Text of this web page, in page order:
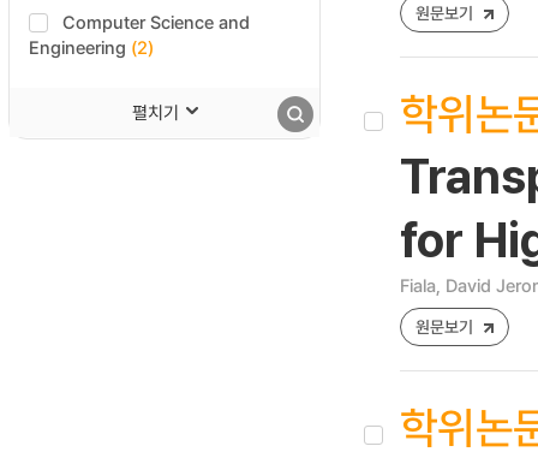
Computer Science and
Engineering (2)
펼치기
원문보기
학위논
for
Fiala, David
원문보기
학위논